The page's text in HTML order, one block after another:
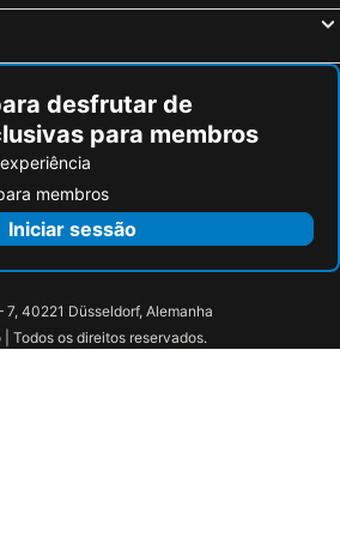
desfrutar de
para membros
membros
Iniciar sessão
7, 40221 Düsseldorf, Alemanha
Todos os direitos reservados.